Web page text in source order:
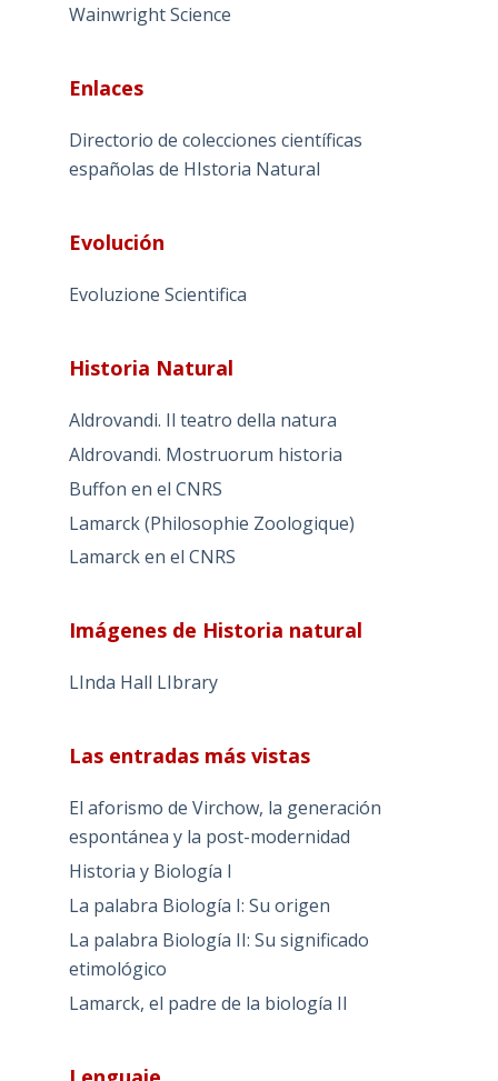
Wainwright Science
Enlaces
Directorio de colecciones científicas
españolas de HIstoria Natural
Evolución
Evoluzione Scientifica
Historia Natural
Aldrovandi. Il teatro della natura
Aldrovandi. Mostruorum historia
Buffon en el CNRS
Lamarck (Philosophie Zoologique)
Lamarck en el CNRS
Imágenes de Historia natural
LInda Hall LIbrary
Las entradas más vistas
El aforismo de Virchow, la generación
espontánea y la post-modernidad
Historia y Biología I
La palabra Biología I: Su origen
La palabra Biología II: Su significado
etimológico
Lamarck, el padre de la biología II